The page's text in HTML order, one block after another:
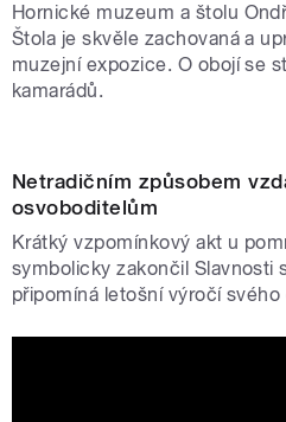
Hornické muzeum a štolu
Štola je skvěle zachovaná a
muzejní expozice. O obojí se
kamarádů.
Netradičním způsobem
osvoboditelům
Krátký vzpomínkový akt u
symbolicky zakončil Slavnosti
připomíná letošní výročí svého